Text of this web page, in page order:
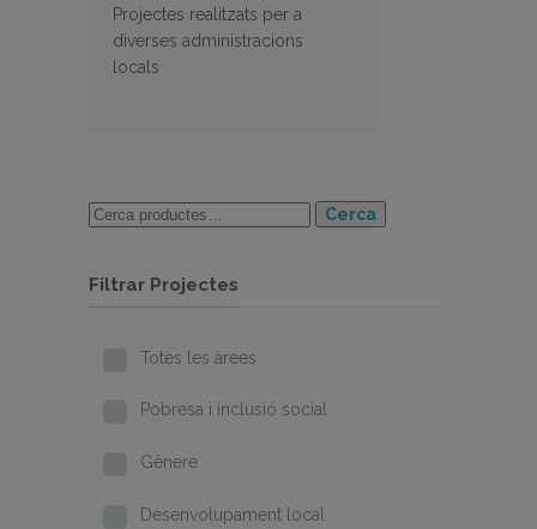
Projectes realitzats per a
diverses administracions
locals
Cerca
Filtrar Projectes
Totes les àrees
Pobresa i inclusió social
Gènere
Desenvolupament local